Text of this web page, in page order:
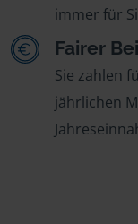
immer für
Fairer
Sie zahlen
jährlichen